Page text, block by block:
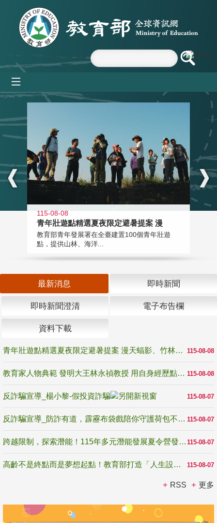
跳到主要內容區塊
:::
115-08-08
青年壯遊點精選夏夜限定避暑提案 漫
教育部青年發展署在全臺建置100個青年壯遊
點，提供山林、海洋...
最新消息 即時新聞
即時新聞澄清 電子布告欄
資料下載
115-08-08
青年壯遊點精選夏夜限定避暑提案 漫天蝠影、竹林尋蛙、茶香夜觀 邀青年暮色出發
115-08-08
教育家人物典範 發明大王林永禎教授 用自身經歷點亮學生的路
115-08-07
反詐騙宣導_楊小黎-假投資詐騙
115-08-07
反詐騙宣導_防詐有道，霹靂布袋戲陪你守護荷包不受騙
115-08-07
跨越限制，探索潛能！115年多元潛能發展夏令營發掘生命無限可能
115-08-07
高齡不是終點而是夢想起點！教育部打造「人生設計夢工場」 參展第3屆高齡健康產業博覽會
RSS 更多